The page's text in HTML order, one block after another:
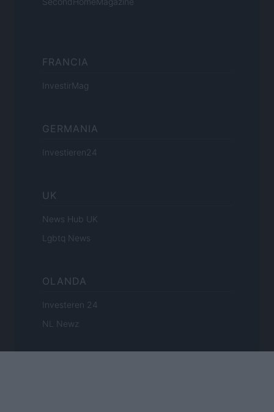
FRANCIA
InvestirMag
GERMANIA
Investieren24
UK
News Hub UK
Lgbtq News
OLANDA
Investeren 24
NL Newz